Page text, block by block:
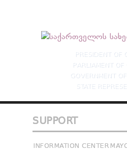
PRESIDENT OF
PARLIAMENT OF
GOVERNMENT
STATE
SUPPORT
INFORMATION CENTER